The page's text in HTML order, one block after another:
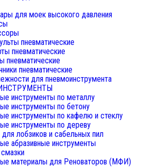
для моек высокого давления
пневматические
пневматические
пневматические
пневматические
для пневмоинструмента
инструменты по металлу
инструменты по бетону
инструменты по кафелю и стеклу
инструменты по дереву
лобзиков и сабельных пил
абразивные инструменты
материалы для Реноваторов (МФИ)